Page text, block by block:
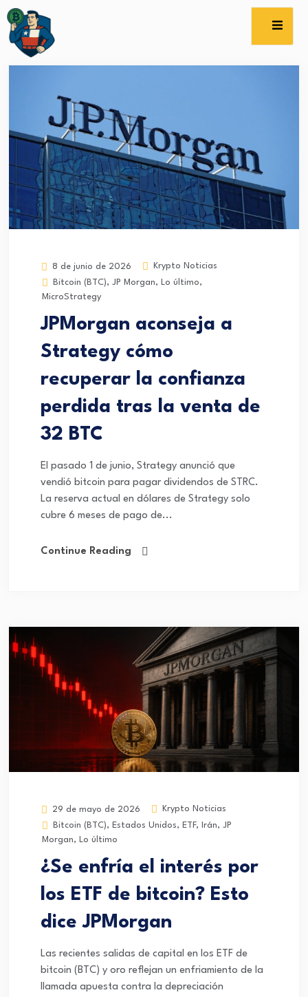
8 de junio de 2026
Krypto Noticias
Bitcoin (BTC), JP Morgan, Lo último,
MicroStrategy
JPMorgan aconseja a
Strategy cómo
recuperar la confianza
perdida tras la venta de
32 BTC
El pasado 1 de junio, Strategy anunció que
vendió bitcoin para pagar dividendos de STRC.
La reserva actual en dólares de Strategy solo
cubre 6 meses de pago de...
Continue Reading
29 de mayo de 2026
Krypto Noticias
Bitcoin (BTC), Estados Unidos, ETF, Irán, JP
Morgan, Lo último
¿Se enfría el interés por
los ETF de bitcoin? Esto
dice JPMorgan
Las recientes salidas de capital en los ETF de
bitcoin (BTC) y oro reflejan un enfriamiento de la
llamada apuesta contra la depreciación